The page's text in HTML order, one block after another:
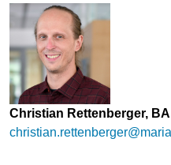
Christian Rettenberger, BA